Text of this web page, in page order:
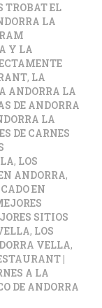
TROBAT EL
LA
Y LA
, LA
ANDORRA LA
DE ANDORRA
LA
DE CARNES
, LOS
ANDORRA,
EN
SITIOS
, LOS
VELLA,
|
A LA
DE ANDORRA